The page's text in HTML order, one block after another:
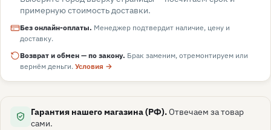
примерную стоимость доставки.
Без онлайн-оплаты. Менеджер подтвердит наличие, цену и
доставку.
Возврат и обмен — по закону. Брак заменим, отремонтируем или
вернём деньги. Условия →
Гарантия нашего магазина (РФ).Отвечаем за товар
сами.